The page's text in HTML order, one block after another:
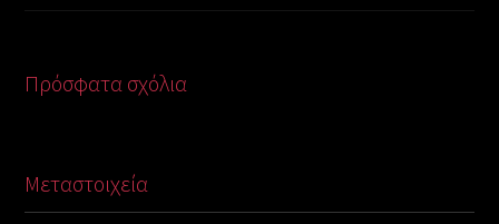
Πρόσφατα σχόλια
Μεταστοιχεία